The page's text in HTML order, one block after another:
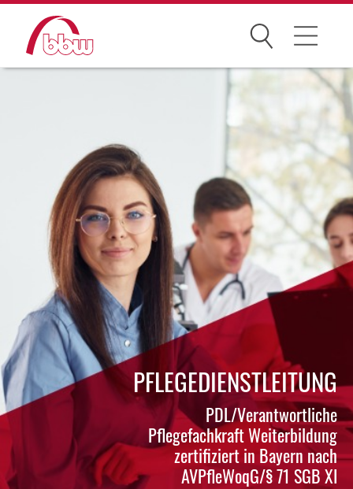
Suchen
Förderungen
Projekte
Über uns
News Archiv
PFLEGEDIENSTLEITUNG
PDL/Verantwortliche
Pflegefachkraft Weiterbildung
zertifiziert in Bayern nach
AVPfleWoqG/§ 71 SGB XI